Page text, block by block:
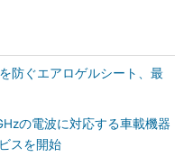
防ぐエアロゲルシート、最
の電波に対応する車載機器
スを開始